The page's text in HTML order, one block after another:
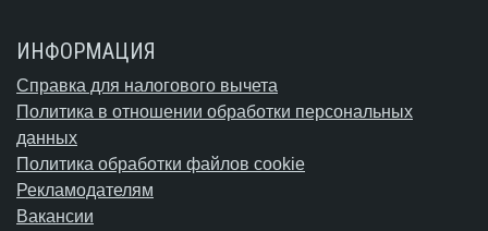
ИНФОРМАЦИЯ
Справка для налогового вычета
Политика в отношении обработки персональных
данных
Политика обработки файлов cookie
Рекламодателям
Вакансии